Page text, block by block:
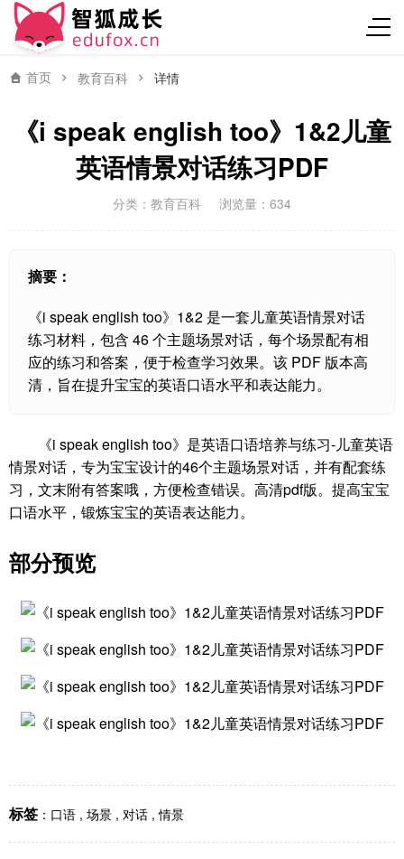
首页 教育百科 详情
《i speak english too》1&2儿童
英语情景对话练习PDF
分类： 教育百科 浏览量：634
摘要：
《i speak english too》1&2 是一套儿童英语情景对话
练习材料，包含 46 个主题场景对话，每个场景配有相
应的练习和答案，便于检查学习效果。该 PDF 版本高
清，旨在提升宝宝的英语口语水平和表达能力。
《i speak english too》是英语口语培养与练习-儿童英语
情景对话，专为宝宝设计的46个主题场景对话，并有配套练
习，文末附有答案哦，方便检查错误。高清pdf版。提高宝宝
口语水平，锻炼宝宝的英语表达能力。
部分预览
标签 ： 口语 , 场景 , 对话 ,情景